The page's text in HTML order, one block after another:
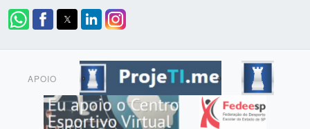
APOIO